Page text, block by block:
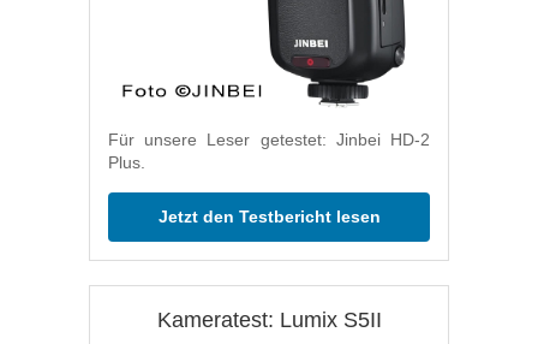
Für unsere Leser getestet: Jinbei HD-2
Plus.
Jetzt den Testbericht lesen
Kameratest: Lumix S5II